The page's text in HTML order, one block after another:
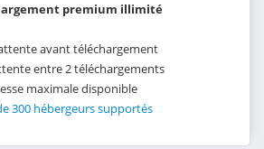
premium illimité
avant téléchargement
entre 2 téléchargements
maximale disponible
300 hébergeurs supportés